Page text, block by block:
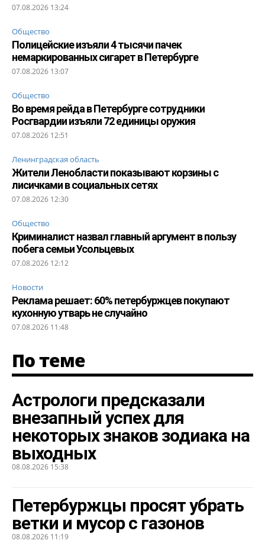
07.08.2026 13:24
Общество
Полицейские изъяли 4 тысячи пачек
немаркированных сигарет в Петербурге
07.08.2026 13:07
Общество
Во время рейда в Петербурге сотрудники
Росгвардии изъяли 72 единицы оружия
07.08.2026 12:51
Ленинградская область
Жители Ленобласти показывают корзины с
лисичками в социальных сетях
07.08.2026 12:30
Общество
Криминалист назвал главный аргумент в пользу
побега семьи Усольцевых
07.08.2026 12:12
Новости
Реклама решает: 60% петербуржцев покупают
кухонную утварь не случайно
07.08.2026 11:48
По теме
Астрологи предсказали
внезапный успех для
некоторых знаков зодиака на
выходных
08.08.2026 15:38
Петербуржцы просят убрать
ветки и мусор с газонов
08.08.2026 11:19